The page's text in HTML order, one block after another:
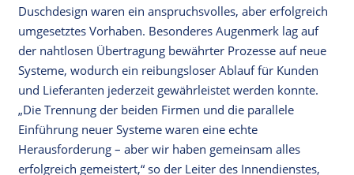
Duschdesign waren ein anspruchsvolles, aber erfolgreich
umgesetztes Vorhaben. Besonderes Augenmerk lag auf
der nahtlosen Übertragung bewährter Prozesse auf neue
Systeme, wodurch ein reibungsloser Ablauf für Kunden
und Lieferanten jederzeit gewährleistet werden konnte.
„Die Trennung der beiden Firmen und die parallele
Einführung neuer Systeme waren eine echte
Herausforderung – aber wir haben gemeinsam alles
erfolgreich gemeistert,“ so der Leiter des Innendienstes,